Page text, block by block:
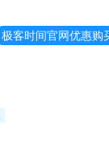
极客时间官网优惠购